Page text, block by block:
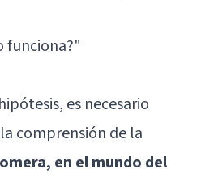
funciona?"
es necesario
comprensión de la
en el mundo del